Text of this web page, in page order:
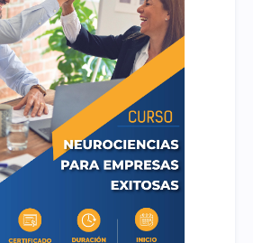
usuario o
Los pagos que
por banca por
sí podrían requerir
del voucher de pago
fecha, hora,
del depósito.
debe brindar
confidencial a
persona que se lo
nombre de nuestra
y debería de
ponerse en